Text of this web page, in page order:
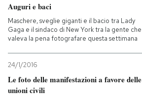
Auguri e baci
Maschere, sveglie giganti e il bacio tra Lady
Gaga e il sindaco di New York tra la gente che
valeva la pena fotografare questa settimana
24/1/2016
Le foto delle manifestazioni a favore delle
unioni civili